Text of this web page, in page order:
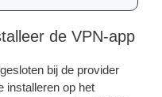
de VPN-app
bij de provider
installeren op het